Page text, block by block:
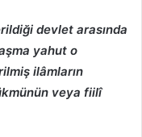
devlet arasında
yahut o
ilâmların
veya fiilî